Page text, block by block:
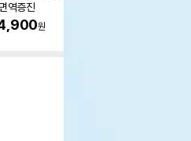
역증진
원